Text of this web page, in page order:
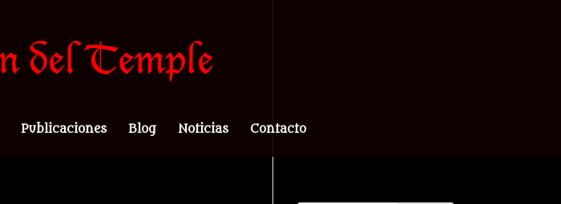
Publicaciones Blog Noticias Contacto